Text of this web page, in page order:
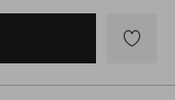
aan